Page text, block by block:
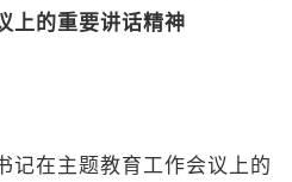
上的重要讲话精神
在主题教育工作会议上的